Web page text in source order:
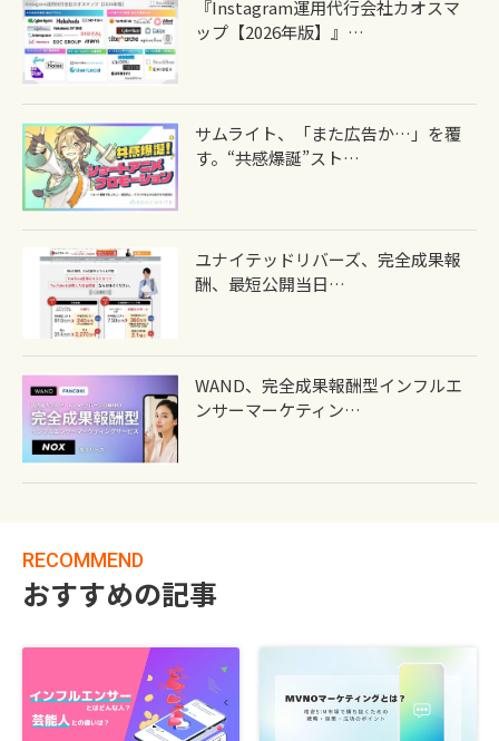
『Instagram運用代行会社カオスマ
ップ【2026年版】』…
サムライト、「また広告か…」を覆
す。“共感爆誕”スト…
ユナイテッドリバーズ、完全成果報
酬、最短公開当日…
WAND、完全成果報酬型インフルエ
ンサーマーケティン…
RECOMMEND
おすすめの記事